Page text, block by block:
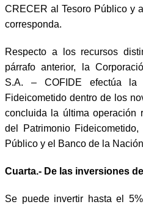
CRECER al Tesoro Público y
corresponda.
Respecto a los recursos
párrafo anterior, la
S.A. – COFIDE efectúa la
Fideicometido dentro de los
concluida la última operación
del Patrimonio
Público y el Banco de la
Cuarta.- De las inversiones
Se puede invertir hasta el